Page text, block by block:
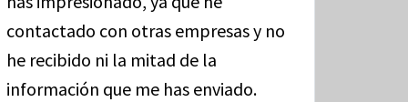
contactado con otras empresas y no
he recibido ni la mitad de la
información que me has enviado.